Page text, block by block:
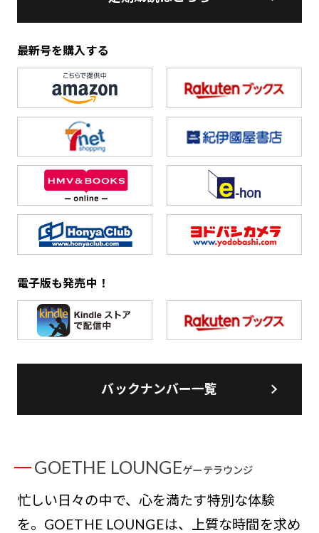
最新号を購入する
電子版も発売中！
バックナンバー一覧
GOETHE LOUNGEゲーテラウンジ
忙しい日々の中で、心を満たす特別な体験
を。GOETHE LOUNGEは、上質な時間を求め